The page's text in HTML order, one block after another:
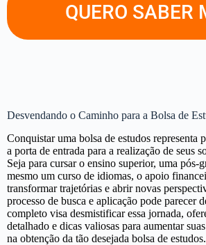
QUERO SABER
Desvendando o Caminho para a Bolsa de
Conquistar uma bolsa de estudos representa
a porta de entrada para a realização de seus
Seja para cursar o ensino superior, uma pós-
mesmo um curso de idiomas, o apoio
transformar trajetórias e abrir novas
processo de busca e aplicação pode parecer
completo visa desmistificar essa jornada,
detalhado e dicas valiosas para aumentar
na obtenção da tão desejada bolsa de estudos.